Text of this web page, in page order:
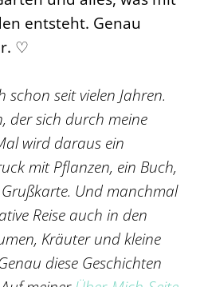
entsteht. Genau
♡
schon seit vielen Jahren.
der sich durch meine
wird daraus ein
mit Pflanzen, ein Buch,
Und manchmal
Reise auch in den
Kräuter und kleine
diese Geschichten